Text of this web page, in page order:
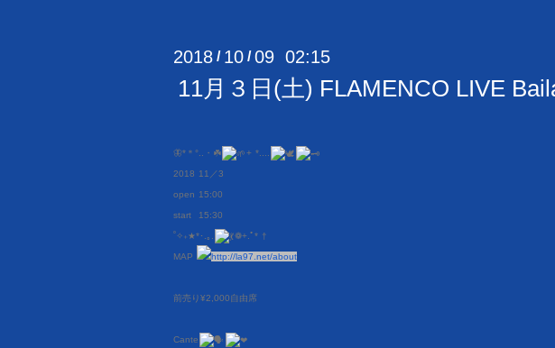
2018 / 10 /09 02:15
11月３日(土) FLAMENCO LIVE
🦋*＊°..・☘️ + *....
2018 11／3
open 15:00
start 15:30
˚✧₊★*･.｡. ❁+.ﾟ* †
MAP http://la97.net/about
前売り¥2,000自由席
Cante